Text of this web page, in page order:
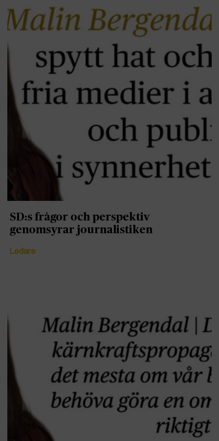
SD:s frågor och perspektiv
genomsyrar journalistiken
Ledare